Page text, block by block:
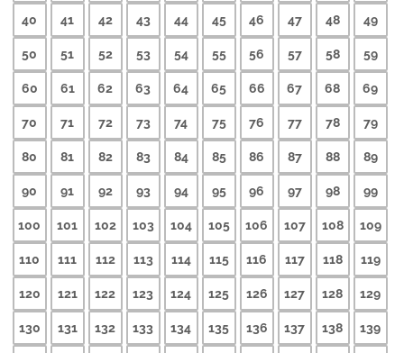
40 41 42 43 44 45 46 47 48 49
50 51 52 53 54 55 56 57 58 59
60 61 62 63 64 65 66 67 68 69
70 71 72 73 74 75 76 77 78 79
80 81 82 83 84 85 86 87 88 89
90 91 92 93 94 95 96 97 98 99
100 101 102 103 104 105 106 107 108 109
110 111 112 113 114 115 116 117 118 119
120 121 122 123 124 125 126 127 128 129
130 131 132 133 134 135 136 137 138 139